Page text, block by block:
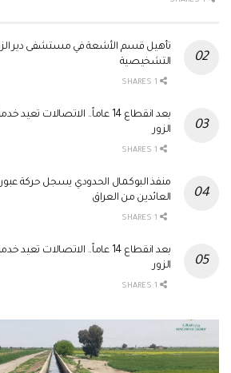
تأهيل قسم الأشعة في مستشفى دير
التشخيصية
بعد انقطاع 14 عاماً.. الاتصالات
الزور
منفذ البوكمال الحدودي يسجل حركة
العائدين من العراق
بعد انقطاع 14 عاماً.. الاتصالات
الزور